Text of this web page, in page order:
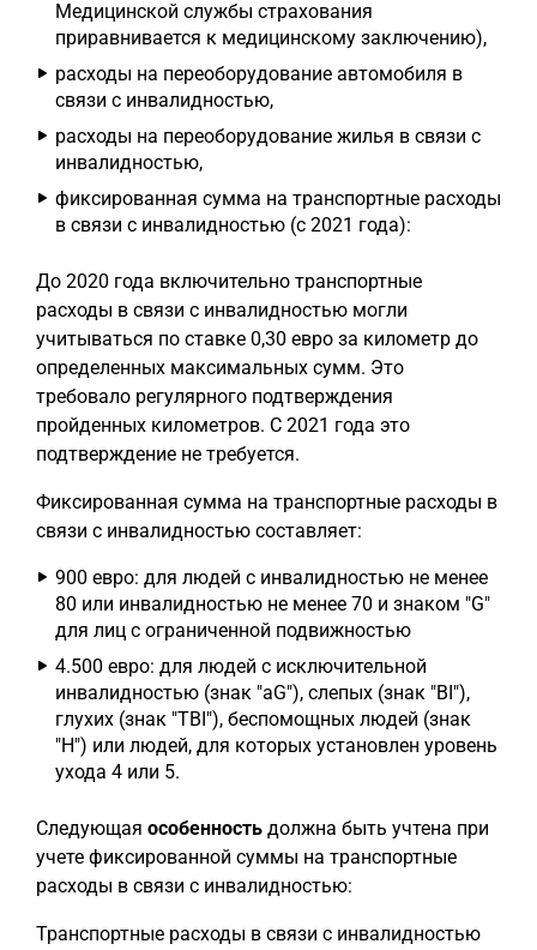
Медицинской службы страхования
приравнивается к медицинскому заключению),
расходы на переоборудование автомобиля в
связи с инвалидностью,
расходы на переоборудование жилья в связи с
инвалидностью,
фиксированная сумма на транспортные расходы
в связи с инвалидностью (с 2021 года):
До 2020 года включительно транспортные
расходы в связи с инвалидностью могли
учитываться по ставке 0,30 евро за километр до
определенных максимальных сумм. Это
требовало регулярного подтверждения
пройденных километров. С 2021 года это
подтверждение не требуется.
Фиксированная сумма на транспортные расходы в
связи с инвалидностью составляет:
900 евро: для людей с инвалидностью не менее
80 или инвалидностью не менее 70 и знаком "G"
для лиц с ограниченной подвижностью
4.500 евро: для людей с исключительной
инвалидностью (знак "aG"), слепых (знак "BI"),
глухих (знак "TBI"), беспомощных людей (знак
"H") или людей, для которых установлен уровень
ухода 4 или 5.
Следующая особенность должна быть учтена при
учете фиксированной суммы на транспортные
расходы в связи с инвалидностью:
Транспортные расходы в связи с инвалидностью